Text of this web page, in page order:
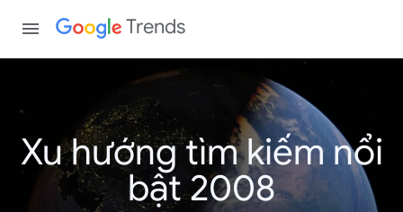
Trends
Xu hướng tìm kiếm nổi
bật 2008